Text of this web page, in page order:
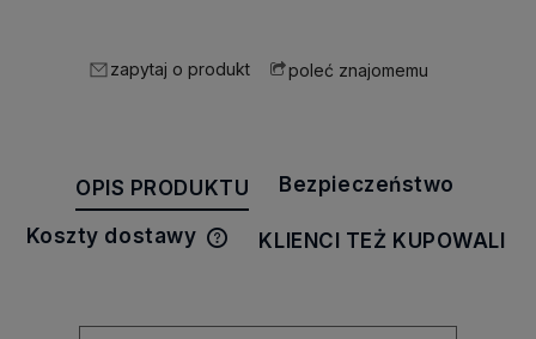
zapytaj o produkt poleć znajomemu
OPIS PRODUKTU Bezpieczeństwo
Koszty dostawy
Cena nie zawiera ewentualnych
KLIENCI TEŻ KUPOWALI